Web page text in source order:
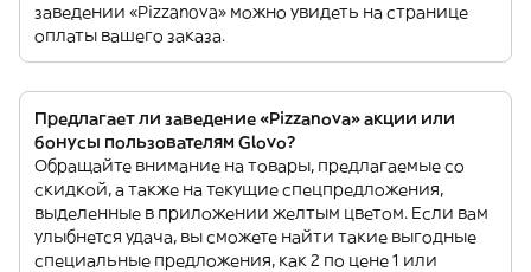
заведении «Pizzanova» можно увидеть на странице
оплаты вашего заказа.
Предлагает ли заведение «Pizzanova» акции или
бонусы пользователям Glovo?
Обращайте внимание на товары, предлагаемые со
скидкой, а также на текущие спецпредложения,
выделенные в приложении желтым цветом. Если вам
улыбнется удача, вы сможете найти такие выгодные
специальные предложения, как 2 по цене 1 или